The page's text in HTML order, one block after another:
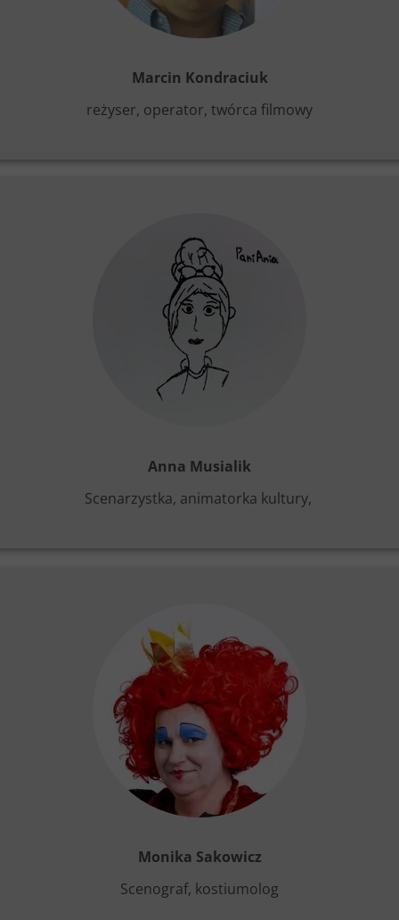
Marcin Kondraciuk
reżyser, operator, twórca filmowy
Anna Musialik
Scenarzystka, animatorka kultury,
Monika Sakowicz
Scenograf, kostiumolog